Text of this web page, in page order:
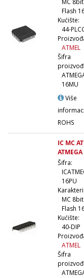
MC
Flash
Kućište:
44-
ATMEL
Šifra
16MU
Više
ROHS
IC MC
Šifra:
16PU
MC
Flash
Kućište:
40-DIP
ATMEL
Šifra